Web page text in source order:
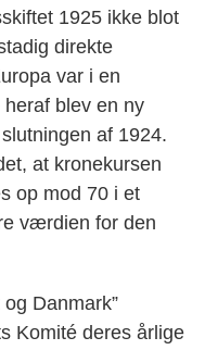
1925 ikke blot
direkte
var i en
blev en ny
af 1924.
at kronekursen
op mod 70 i et
værdien for den
Danmark”
Komité deres årlige